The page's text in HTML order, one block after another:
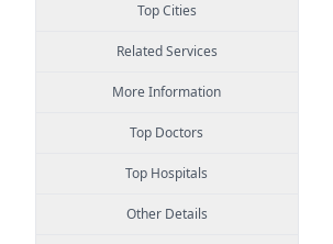
Top Cities
Related Services
More Information
Top Doctors
Top Hospitals
Other Details